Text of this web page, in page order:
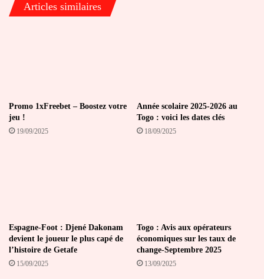
Articles similaires
Promo 1xFreebet – Boostez votre
jeu !
19/09/2025
Année scolaire 2025-2026 au
Togo : voici les dates clés
18/09/2025
Espagne-Foot : Djené Dakonam
devient le joueur le plus capé de
l’histoire de Getafe
15/09/2025
Togo : Avis aux opérateurs
économiques sur les taux de
change-Septembre 2025
13/09/2025